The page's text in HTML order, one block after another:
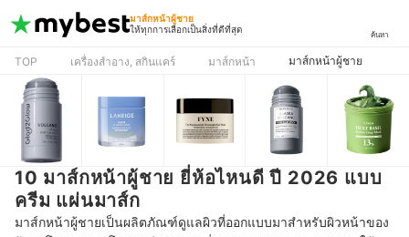
มาส์กหน้าผู้ชาย
ให้ทุกการเลือกเป็นสิ่งที่ดีที่สุด
ค้นหา
TOP เครื่องสำอาง, สกินแคร์ มาส์กหน้า มาส์กหน้าผู้ชาย
10 มาส์กหน้าผู้ชาย ยี่ห้อไหนดี ปี 2026 แบบ
ครีม แผ่นมาส์ก
มาส์กหน้าผู้ชายเป็นผลิตภัณฑ์ดูแลผิวที่ออกแบบมาสำหรับผิวหน้าของ